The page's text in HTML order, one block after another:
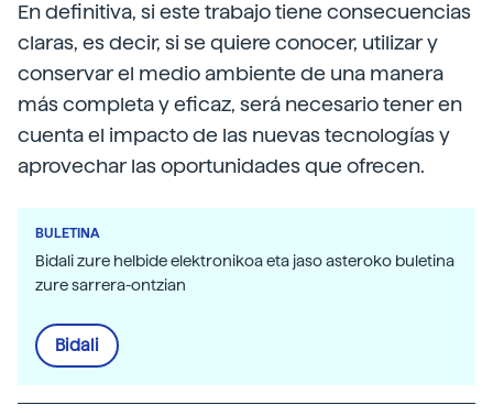
En definitiva, si este trabajo tiene consecuencias
claras, es decir, si se quiere conocer, utilizar y
conservar el medio ambiente de una manera
más completa y eficaz, será necesario tener en
cuenta el impacto de las nuevas tecnologías y
aprovechar las oportunidades que ofrecen.
BULETINA
Bidali zure helbide elektronikoa eta jaso asteroko buletina
zure sarrera-ontzian
Bidali